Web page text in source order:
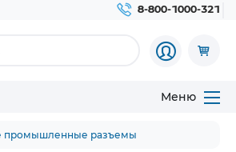
8-800-1000-321
Меню
промышленные разъемы